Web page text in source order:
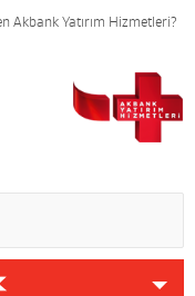
Akbank Yatırım Hizmetleri?